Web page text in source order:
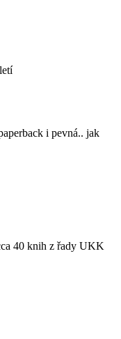
i pevná.. jak
40 knih z řady UKK